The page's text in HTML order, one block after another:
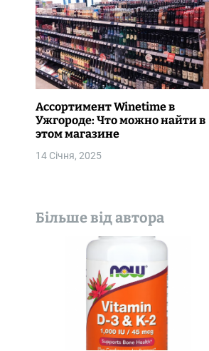
ц
і
я
з
а
п
с
Ассортимент Winetime в
Ужгороде: Что можно найти в
этом магазине
14 Січня, 2025
Більше від автора